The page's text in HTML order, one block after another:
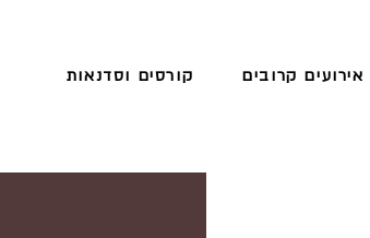
קורסים וסדנאות אירועים קרובים